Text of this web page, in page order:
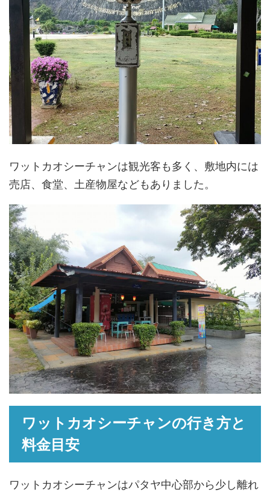
ワットカオシーチャンは観光客も多く、敷地内には
売店、食堂、土産物屋などもありました。
ワットカオシーチャンの行き方と
料金目安
ワットカオシーチャンはパタヤ中心部から少し離れ